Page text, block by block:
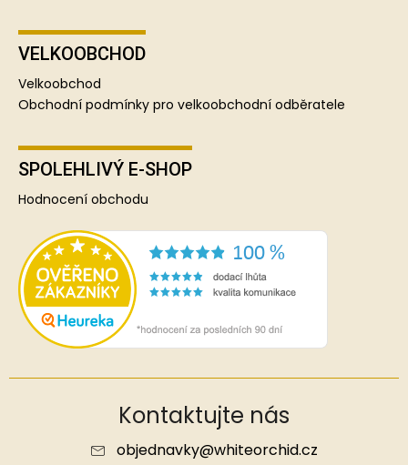
VELKOOBCHOD
Velkoobchod
Obchodní podmínky pro velkoobchodní odběratele
SPOLEHLIVÝ E-SHOP
Hodnocení obchodu
Kontaktujte nás
objednavky@whiteorchid.cz